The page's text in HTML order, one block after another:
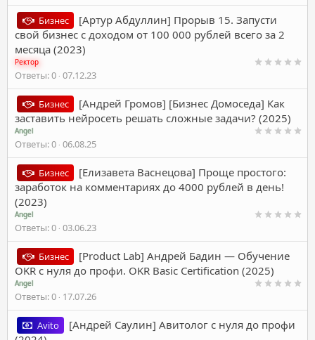
Бизнес
[Артур Абдуллин] Прорыв 15. Запусти
свой бизнес с доходом от 100 000 рублей всего за 2
месяца (2023)
Ректор
Ответы 0 07.12.23
Бизнес
[Андрей Громов] [Бизнес Домоседа] Как
заставить нейросеть решать сложные задачи? (2025)
Angel
Ответы 0 06.08.25
Бизнес
[Елизавета Васнецова] Проще простого:
заработок на комментариях до 4000 рублей в день!
(2023)
Angel
Ответы 0 03.06.23
Бизнес
[Product Lab] Андрей Бадин ― Обучение
OKR с нуля до профи. OKR Basic Certification (2025)
Angel
Ответы 0 17.07.26
Avito
[Андрей Саулин] Авитолог с нуля до профи